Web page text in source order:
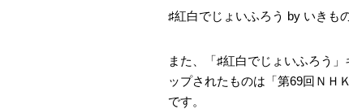
♯紅白でじょいふろう by いきも
また、「♯紅白でじょいふろう
ップされたものは「第69回ＮＨ
です。